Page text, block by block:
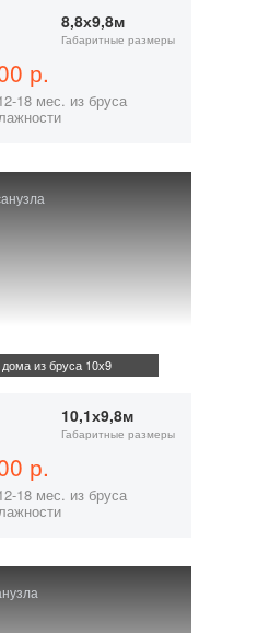
8,8х9,8м
Габаритные размеры
р.
18 мес. из бруса
из бруса 10х9
10,1х9,8м
Габаритные размеры
р.
18 мес. из бруса